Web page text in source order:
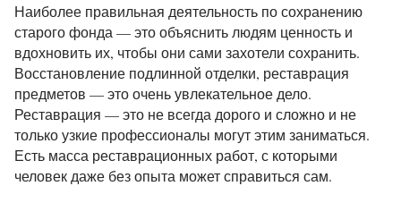
Наиболее правильная деятельность по сохранению
старого фонда — это объяснить людям ценность и
вдохновить их, чтобы они сами захотели сохранить.
Восстановление подлинной отделки, реставрация
предметов — это очень увлекательное дело.
Реставрация — это не всегда дорого и сложно и не
только узкие профессионалы могут этим заниматься.
Есть масса реставрационных работ, с которыми
человек даже без опыта может справиться сам.